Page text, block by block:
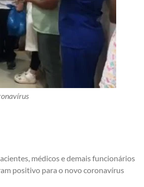
médicos e demais funcionários
positivo para o novo coronavírus